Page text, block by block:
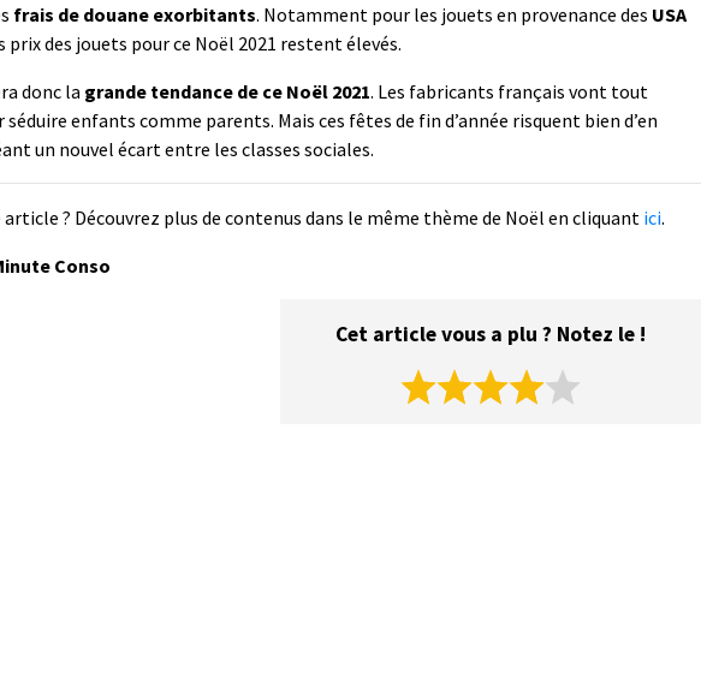
frais de douane exorbitants. Notamment pour les jouets en provenance des USA
prix des jouets pour ce Noël 2021 restent élevés.
donc la grande tendance de ce Noël 2021. Les fabricants français vont tout
enfants comme parents. Mais ces fêtes de fin d’année risquent bien d’en
un nouvel écart entre les classes sociales.
? Découvrez plus de contenus dans le même thème de Noël en cliquant ici.
Conso
Cet article vous a plu ? Notez le !